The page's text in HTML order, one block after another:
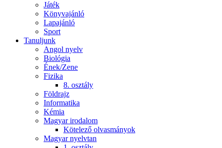
Játék
Könyvajánló
Lapajánló
Sport
Tanuljunk
Angol nyelv
Biológia
Ének/Zene
Fizika
8. osztály
Földrajz
Informatika
Kémia
Magyar irodalom
Kötelező olvasmányok
Magyar nyelvtan